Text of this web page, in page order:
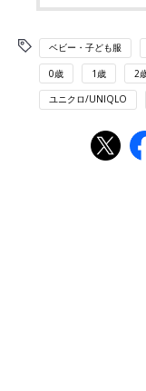
ベビー・子ども服
0歳 1歳 2
ユニクロ/UNIQLO